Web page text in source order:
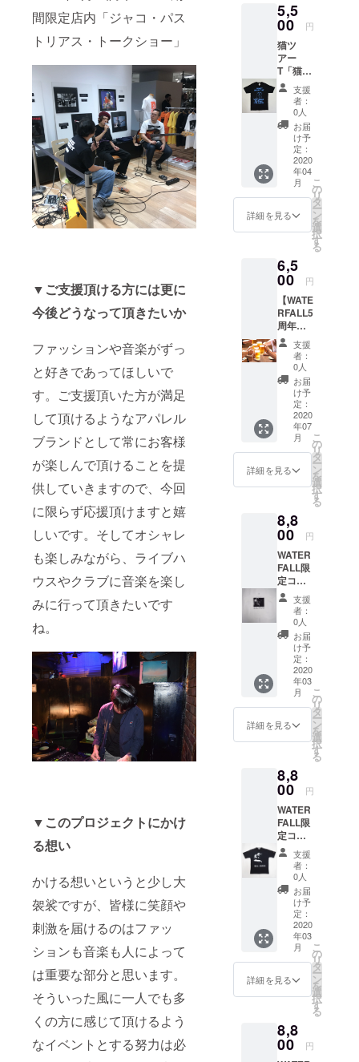
間限定店内「ジャコ・パス
トリアス・トークショー」
▼ご支援頂ける方には更に
今後どうなって頂きたいか
ファッションや音楽がずっ
と好きであってほしいで
す。ご支援頂いた方が満足
して頂けるようなアパレル
ブランドとして常にお客様
が楽しんで頂けることを提
供していきますので、今回
に限らず応援頂けますと嬉
しいです。そしてオシャレ
も楽しみながら、ライブハ
ウスやクラブに音楽を楽し
みに行って頂きたいです
ね。
▼このプロジェクトにかけ
る想い
かける想いというと少し大
袈裟ですが、皆様に笑顔や
刺激を届けるのはファッ
ションも音楽も人によって
は重要な部分と思います。
そういった風に一人でも多
くの方に感じて頂けるよう
なイベントとする努力は必
縦幅 横
幅 マチ
手持ち
部分
F
37
24
12 55
※A4書
類が入
るサイ
ズで
す。
持ち手
部分は
肩掛け
できる
長さで
ドは約5
枚収納
可 【品
質表
示】 ・
綿
100%
・手洗
い可
テージ
猫の愉
快な物
語 ～
MIKAN
GE &
KITTY
CAT～
編』
【サイ
ズ】
（cm）
サイズ
縦幅 横
幅 マチ
手持ち
部分
F
37
12 55
※A4書
類が入
るサイ
ズで
す。
持ち手
部分は
肩掛け
できる
長さで
す。
レコー
ドは約5
枚収納
可 【品
質表
示】 ・
・手洗
い可
調整で
きるの
で完全
なユニ
セック
ス商品
です。
【品質
表示】
・綿
100%
・手
洗い可
（あま
しませ
んが綿
ナー自
ら手書
イラス
トをプ
リント
した
WATER
FALL完
全オリ
ジナルT
シャ
ツ。
『ビン
テージ
快な物
語 ～
Y CATS
～編』
【サイ
ズ】
（cm）
サイズ
身丈 身
幅 肩幅
袖丈
S
67
47
43 19
M
45 20
L
47 21
※女性の
方にはS
サイズ
が人気
です。
※これよ
り大き
いサイ
ズ希望
などは
一度お
申し付
け下さ
い（XL
サイ
ズに不
る方は
お気軽
にご相
談下さ
い。
【品質
表示】
・綿
100%
・手洗
い可
DJ機材
メー
「catne
er」と
のコラ
ボ商
品。
「WATE
RFALL
×「GIL
DAN」
のW
ネーム
完全限
定商
品。 デ
ザイ
ナー自
ら手書
きした
イラス
トをプ
リント
した
WATER
FALL完
全オリ
ジナルT
シャ
ツ。
テージ
猫の愉
DJ.LOV
ELY
CAT～
編』
【サイ
ズ】
（cm）
サイズ
身丈 身
幅 肩幅
袖丈
S
67
47
70
50
73
53
47 21
※女性の
方にはS
サイズ
が人気
です。
※これよ
り大き
いサイ
ズ希望
などは
一度お
申し付
い（XL
など）
ズに不
安があ
る方は
産数量
限定品
WATER
FALL猫
ツアーT
シャツ
（左袖
にレ
コード
ワッペ
ン）。
猫ベー
スバー
ジョ
ン。オ
リジナ
ルイラ
ギター
メー
「Nyan
der」と
のコラ
ボ商
品。
「WATE
RFALL
×「GIL
DAN」
のW
ネーム
完全限
定商
品。 デ
ザイ
ら手書
きした
イラス
トをプ
リント
した
WATER
FALL完
全オリ
ジナルT
シャ
ツ。
テージ
猫の愉
AMERI
CAN
CAT
BASS
～編』
【サイ
ズ】
（cm）
サイズ
身丈 身
幅 肩幅
袖丈
S
67
M
70
L
73
5,5
00 円
猫ツ
アー
T「猫ド
ラム」
（レ
コード
ワッペ
ン）
ブラッ
ク S /
M / Lサ
イズ
WATER
FALLオ
リジナ
限定品
WATER
FALL猫
ツアーT
シャツ
（左袖
にレ
コード
ワッペ
ン）。
猫ドラ
ムバー
ジョ
ン。オ
リジナ
ルイラ
スト。
メー
カー
」との
コラボ
商品。
「WATE
RFALL
×「GIL
DAN」
のW
ネーム
完全限
定商
品。生
産数量
ナー自
ら手書
イラス
トをプ
リント
した
WATER
FALL完
全オリ
ジナルT
シャ
ツ。
『ビン
テージ
快な物
語 ～
CAT～
編』
【サイ
支援
者：
0人
お届
け予
定：
2020
年04
月
詳細を見る
こ
の
リ
タ
ー
ン
を
選
択
す
る
6,5
00 円
【WATE
RFALL5
周年イ
ベント
at 東京
某所1ヶ
所のみ1
名様ご
招待 ＋
後日開
催の打
ち上げ
参加
権】 ※
打ち上
当日必
要とな
りま
す。大
体2,000
円〜
3,000円
くらい
の予
定。場
合に
よって
は参加
お時間
を設定
させて
頂く場
初1〜2
時間の
ど）。
来年
2020年
夏に開
催され
WATER
FALL5
周年イ
ベント
「WATE
RFALL
present
s 5th
anniver
MUSIC
event」
支援
者：
0人
お届
け予
定：
2020
年07
月
詳細を見る
こ
の
リ
タ
ー
ン
を
選
択
す
る
8,8
00 円
WATER
FALL限
定コラ
ボTシャ
ツ。第
三弾は
ジャズ
写真
家・内
山繁氏
が撮影
した天
才ピア
ニスト
「ビ
ス」の
フォトT
シャ
ツ。
2019
年、最
も話題
を集め
たジャ
ズアー
ティス
ト（映
画やラ
イブ新
譜発売
など）
である
く、演
奏時の
支援
者：
0人
お届
け予
定：
2020
年03
月
詳細を見る
こ
の
リ
タ
ー
ン
を
選
択
す
る
8,8
00 円
WATER
FALL限
定コラ
ボTシャ
ツ。第
三弾は
ジャズ
写真
家・内
山繁氏
が撮影
した天
才ピア
ニスト
「ビ
ス」の
フォトT
シャ
支援
者：
0人
お届
け予
定：
2020
年03
月
詳細を見る
こ
の
リ
タ
ー
ン
を
選
択
す
る
8,8
00 円